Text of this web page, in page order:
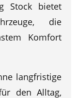
Stock bietet
die
Komfort
langfristige
den Alltag,